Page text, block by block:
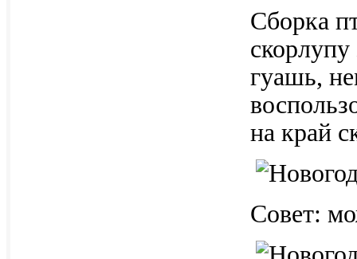
Сборка
гуашь,
на край
Совет: